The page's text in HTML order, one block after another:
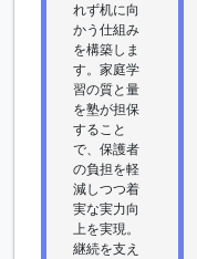
れず机に向
かう仕組み
を構築しま
す。家庭学
習の質と量
を塾が担保
すること
で、保護者
の負担を軽
減しつつ着
実な実力向
上を実現。
継続を支え